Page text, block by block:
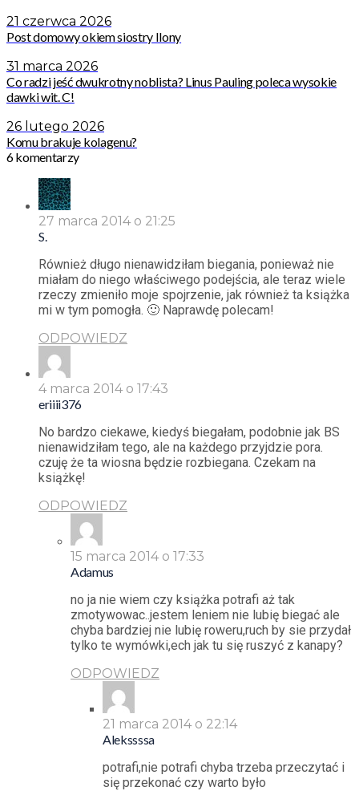
21 czerwca 2026
Post domowy okiem siostry Ilony
31 marca 2026
Co radzi jeść dwukrotny noblista? Linus Pauling poleca wysokie
dawki wit. C!
26 lutego 2026
Komu brakuje kolagenu?
6 komentarzy
27 marca 2014 o 21:25
S.
Również długo nienawidziłam biegania, ponieważ nie
miałam do niego właściwego podejścia, ale teraz wiele
rzeczy zmieniło moje spojrzenie, jak również ta książka
mi w tym pomogła. 🙂 Naprawdę polecam!
ODPOWIEDZ
4 marca 2014 o 17:43
eriiii376
No bardzo ciekawe, kiedyś biegałam, podobnie jak BS
nienawidziłam tego, ale na każdego przyjdzie pora.
czuję że ta wiosna będzie rozbiegana. Czekam na
książkę!
ODPOWIEDZ
15 marca 2014 o 17:33
Adamus
no ja nie wiem czy książka potrafi aż tak
zmotywowac..jestem leniem nie lubię biegać ale
chyba bardziej nie lubię roweru,ruch by sie przydał
tylko te wymówki,ech jak tu się ruszyć z kanapy?
ODPOWIEDZ
21 marca 2014 o 22:14
Alekssssa
potrafi,nie potrafi chyba trzeba przeczytać i
się przekonać czy warto było